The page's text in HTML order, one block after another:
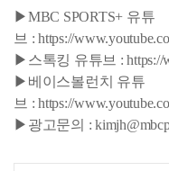
▶MBC SPORTS+ 유튜
브 : https://
▶스톡킹 유튜브 : https://
▶베이스볼런치 유튜
브 : https://
▶광고문의 :